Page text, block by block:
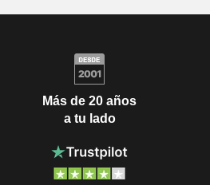
Más de 20 años
a tu lado